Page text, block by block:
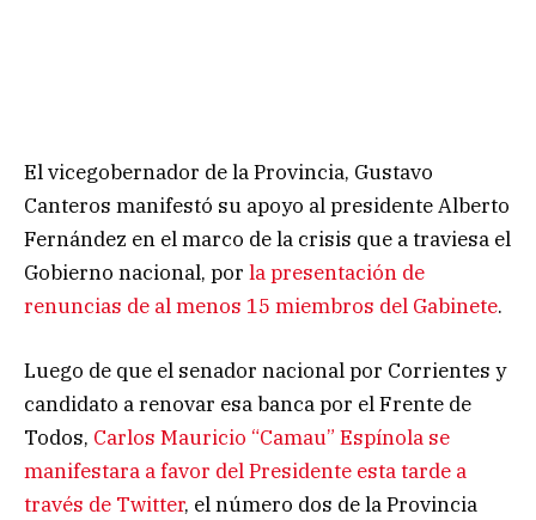
El vicegobernador de la Provincia, Gustavo
Canteros manifestó su apoyo al presidente Alberto
Fernández en el marco de la crisis que a traviesa el
Gobierno nacional, por la presentación de
renuncias de al menos 15 miembros del Gabinete.
Luego de que el senador nacional por Corrientes y
candidato a renovar esa banca por el Frente de
Todos, Carlos Mauricio “Camau” Espínola se
manifestara a favor del Presidente esta tarde a
través de Twitter, el número dos de la Provincia